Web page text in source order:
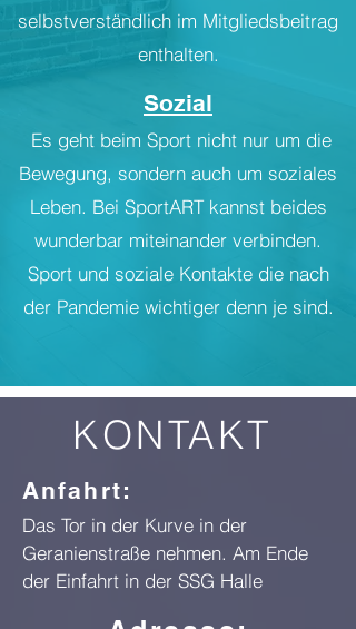
selbstverständlich im Mitgliedsbeitrag
enthalten.
Sozial
Es geht beim Sport nicht nur um die
Bewegung, sondern auch um soziales
Leben. Bei SportART kannst beides
wunderbar miteinander verbinden.
Sport und soziale Kontakte die nach
der Pandemie wichtiger denn je sind.
KONTAKT
Anfahrt:
Das Tor in der Kurve in der
Geranienstraße nehmen. Am Ende
der Einfahrt in der SSG Halle